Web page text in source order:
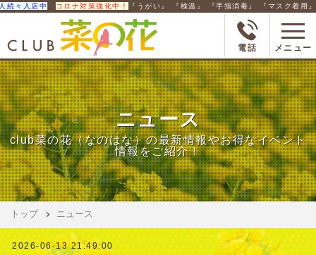
』 『手指消毒』 『マスク着用』のご協力をお願いします。 ※当店では空間除菌
電話 メニュー
ニュース
club菜の花（なのはな）の最新情報やお得なイベント
情報をご紹介！
トップ ニュース
2026-06-13 21:49:00